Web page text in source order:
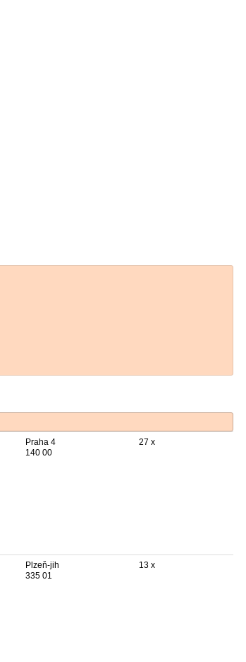
Praha 4
140 00
27 x
Plzeň-jih
335 01
13 x